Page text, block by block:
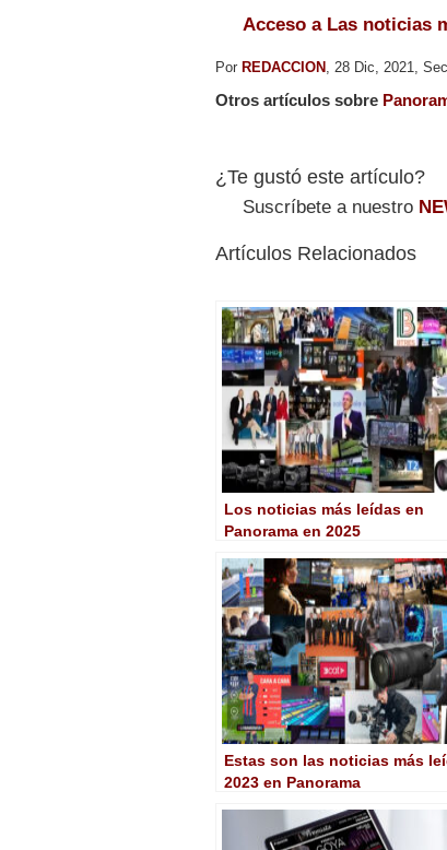
Acceso a Las noticias
Por REDACCION , 28 Dic, 2021,
Otros artículos sobre
¿Te gustó este artículo?
Suscríbete a nuestro
Artículos Relacionados
Los noticias más leídas en
Panorama en 2025
Estas son las noticias más
2023 en Panorama